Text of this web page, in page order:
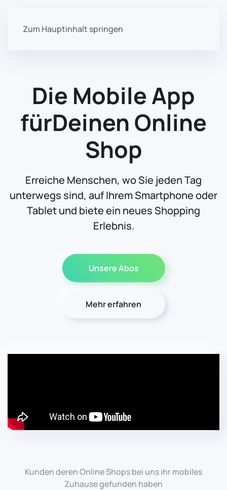
Zum Hauptinhalt springen
Die Mobile App
fürDeinen Online
Shop
Erreiche Menschen, wo Sie jeden Tag
unterwegs sind, auf Ihrem Smartphone oder
Tablet und biete ein neues Shopping
Erlebnis.
Unsere Abos
Mehr erfahren
Kunden deren Online Shops bei uns ihr mobiles
Zuhause gefunden haben